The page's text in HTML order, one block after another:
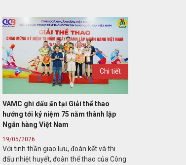
Chi tiết
VAMC ghi dấu ấn tại Giải thể thao
hướng tới kỷ niệm 75 năm thành lập
Ngân hàng Việt Nam
19/05/2026
Với tinh thần giao lưu, đoàn kết và thi
đấu nhiệt huyết, đoàn thể thao của Công